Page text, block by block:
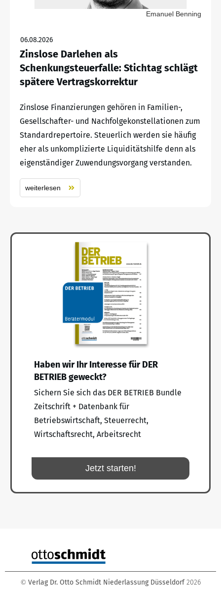
Emanuel Benning
06.08.2026
Zinslose Darlehen als
Schenkungsteuerfalle: Stichtag schlägt
spätere Vertragskorrektur
Zinslose Finanzierungen gehören in Familien-,
Gesellschafter- und Nachfolgekonstellationen zum
Standardrepertoire. Steuerlich werden sie häufig
eher als unkomplizierte Liquiditätshilfe denn als
eigenständiger Zuwendungsvorgang verstanden.
weiterlesen
Haben wir Ihr Interesse für DER
BETRIEB geweckt?
Sichern Sie sich das DER BETRIEB Bundle
Zeitschrift + Datenbank für
Betriebswirtschaft, Steuerrecht,
Wirtschaftsrecht, Arbeitsrecht
Jetzt starten!
© Verlag Dr. Otto Schmidt Niederlassung Düsseldorf 2026